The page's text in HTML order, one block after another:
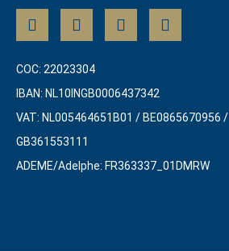
COC: 22023304
IBAN: NL10INGB0006437342
VAT: NL005464651B01 / BE0865670956 /
GB361553111
ADEME/Adelphe: FR363337_01DMRW